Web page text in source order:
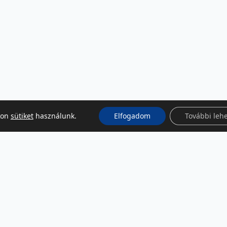
sütikethasználunk. Elfogadom További